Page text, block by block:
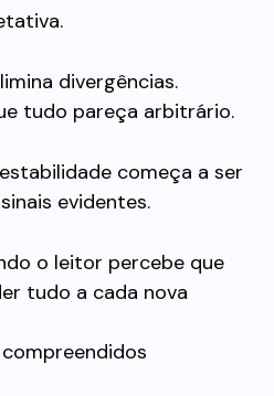
divergências.
tudo pareça arbitrário.
começa a ser
evidentes.
o leitor percebe que
tudo a cada nova